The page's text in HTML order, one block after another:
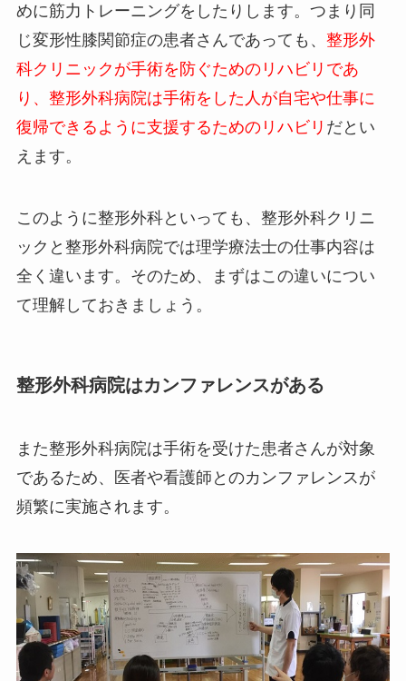
めに筋力トレーニングをしたりします。つまり同
じ変形性膝関節症の患者さんであっても、 整形外
科クリニックが手術を防ぐためのリハビリであ
り、整形外科病院は手術をした人が自宅や仕事に
復帰できるように支援するためのリハビリ だとい
えます。
このように整形外科といっても、整形外科クリニ
ックと整形外科病院では理学療法士の仕事内容は
全く違います。そのため、まずはこの違いについ
て理解しておきましょう。
整形外科病院はカンファレンスがある
また整形外科病院は手術を受けた患者さんが対象
であるため、医者や看護師とのカンファレンスが
頻繁に実施されます。